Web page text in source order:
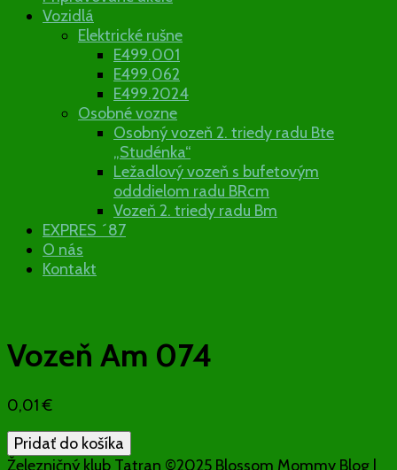
klub Tatran
Vozidlá
Elektrické rušne
E499.001
E499.062
E499.2024
Osobné vozne
Osobný vozeň 2. triedy radu Bte
„Studénka“
Ležadlový vozeň s bufetovým
odddielom radu BRcm
Vozeň 2. triedy radu Bm
EXPRES ´87
O nás
Kontakt
Vozeň Am 074
0,01€
množstvo
Vozeň
Pridať do košíka
Železničný klub Tatran ©2025 Blossom Mommy Blog |